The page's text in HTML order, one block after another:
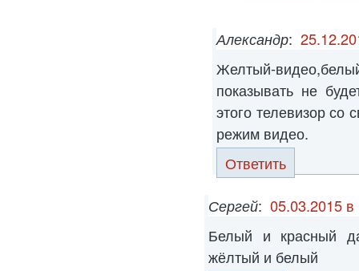
Александр:
Желтый-
показывать не
этого телевизор со
режим видео.
Ответить
Сергей: 05.03.2015 в
Белый и красный
жёлтый и белый